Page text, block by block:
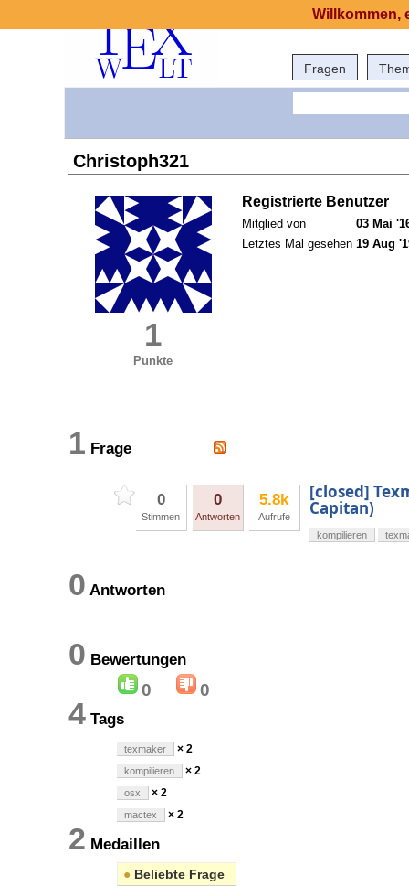
Fragen
Christoph321
1
Punkte
Registrierte Benutzer
Mitglied von
03 Mai
Letztes Mal gesehen 19 Aug
1 Frage
0
Stimmen
0
Antworten
5.8k
Aufrufe
[closed]
Capitan)
kompilieren
0 Antworten
0 Bewertungen
0 0
4 Tags
texmaker × 2
kompilieren × 2
osx × 2
mactex × 2
2 Medaillen
● Beliebte Frage
Willkommen,